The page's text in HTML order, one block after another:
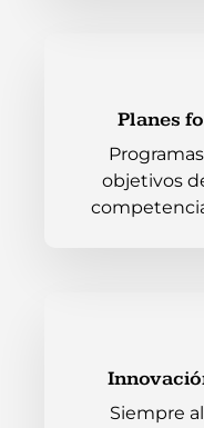
Planes
objetivos
Siempre